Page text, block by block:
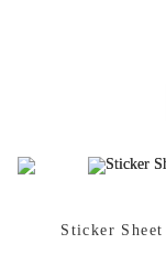
Sticker